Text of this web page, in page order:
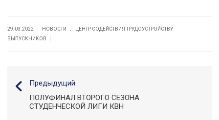
29.03.2022 НОВОСТИ .
ЦЕНТР СОДЕЙСТВИЯ ТРУДОУСТРОЙСТВУ
ВЫПУСКНИКОВ
Предыдущий
ПОЛУФИНАЛ ВТОРОГО СЕЗОНА
СТУДЕНЧЕСКОЙ ЛИГИ КВН